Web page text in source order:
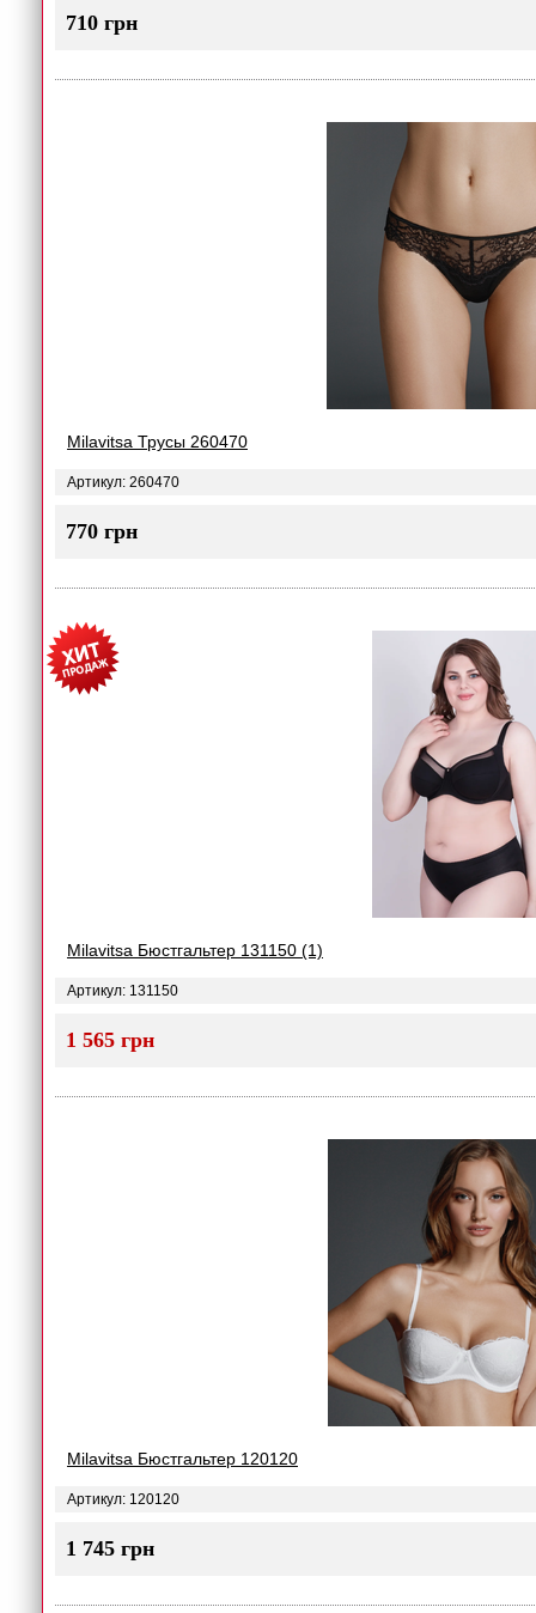
710 грн
Milavitsa Трусы 260470
Артикул: 260470
770 грн
Milavitsa Бюстгальтер 131150 (1)
Артикул: 131150
1 565 грн
Milavitsa Бюстгальтер 120120
Артикул: 120120
1 745 грн